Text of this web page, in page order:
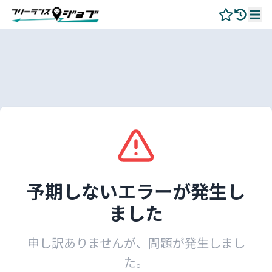
予期しないエラーが発生し
ました
申し訳ありませんが、問題が発生しまし
た。